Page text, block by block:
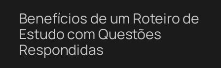
Benefícios de um Roteiro de
Estudo com Questões
Respondidas